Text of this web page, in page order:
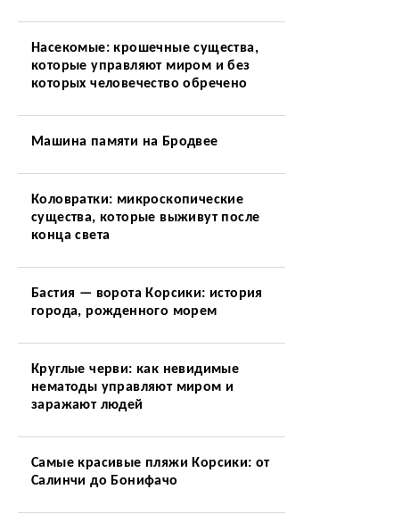
Насекомые: крошечные существа,
которые управляют миром и без
которых человечество обречено
Машина памяти на Бродвее
Коловратки: микроскопические
существа, которые выживут после
конца света
Бастия — ворота Корсики: история
города, рожденного морем
Круглые черви: как невидимые
нематоды управляют миром и
заражают людей
Самые красивые пляжи Корсики: от
Салинчи до Бонифачо